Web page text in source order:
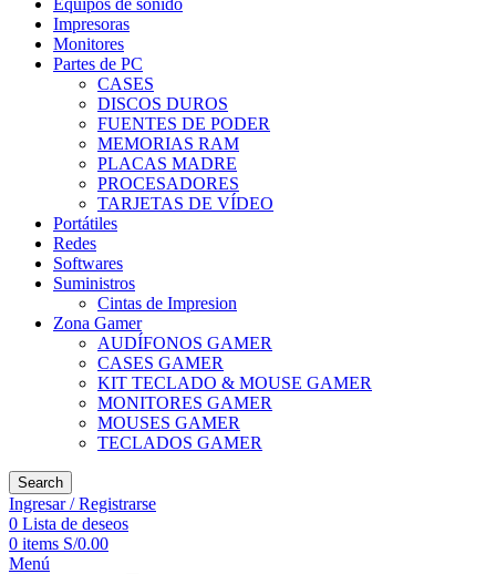
Equipos de sonido
Impresoras
Monitores
Partes de PC
CASES
DISCOS DUROS
FUENTES DE PODER
MEMORIAS RAM
PLACAS MADRE
PROCESADORES
TARJETAS DE VÍDEO
Portátiles
Redes
Softwares
Suministros
Cintas de Impresion
Zona Gamer
AUDÍFONOS GAMER
CASES GAMER
KIT TECLADO & MOUSE GAMER
MONITORES GAMER
MOUSES GAMER
TECLADOS GAMER
Search
Ingresar / Registrarse
0 Lista de deseos
0 items S/0.00
Menú